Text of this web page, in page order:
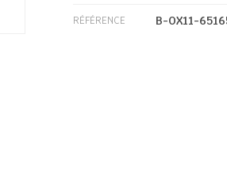
RÉFÉRENCE B-OX11-